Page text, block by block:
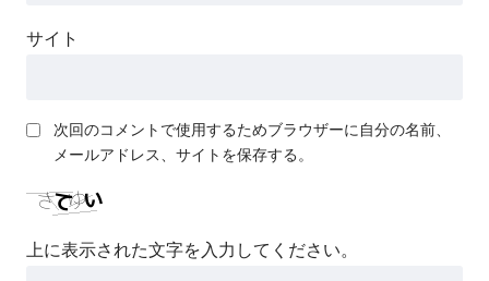
サイト
次回のコメントで使用するためブラウザーに自分の名前、
メールアドレス、サイトを保存する。
上に表示された文字を入力してください。